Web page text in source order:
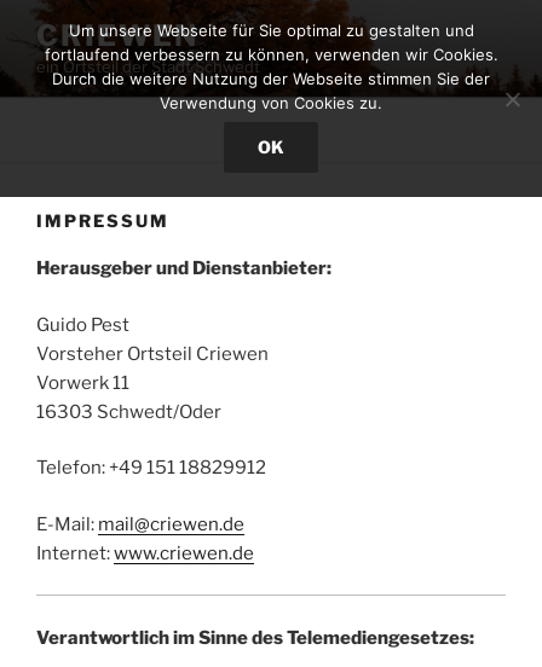
Zum
Inhalt
springen
CRIEWEN
ein Ortsteil der Stadt Schwedt
IMPRESSUM
Herausgeber und Dienstanbieter:
Guido Pest
Vorsteher Ortsteil Criewen
Vorwerk 11
16303 Schwedt/Oder
Telefon: +49 151 18829912
E-Mail: mail@criewen.de
Internet:www.criewen.de
Verantwortlich im Sinne des Telemediengesetzes:
Um unsere Webseite für Sie optimal zu gestalten und
fortlaufend verbessern zu können, verwenden wir Cookies.
Durch die weitere Nutzung der Webseite stimmen Sie der
Verwendung von Cookies zu.
OK